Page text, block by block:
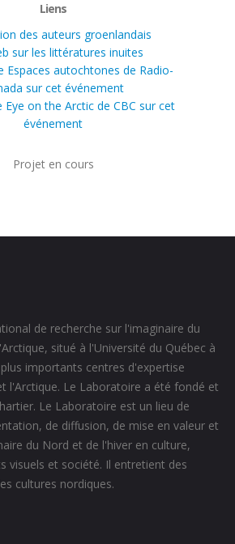
Liens
des auteurs groenlandais
sur les littératures inuites
Espaces autochtones de Radio-
sur cet événement
Eye on the Arctic de CBC sur cet
événement
Projet en cours
de recherche sur l'imaginaire du
situé à l'Université du Québec à
importants centres d'expertise
l'Arctique. Le Laboratoire a été fondé et
Le Laboratoire est un lieu de
de diffusion, de mise en valeur et
du Nord et de l'hiver en culture,
visuels et société. Il entretient des
cultures nordiques.